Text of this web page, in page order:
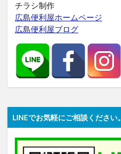
チラシ制作
広島便利屋ホームページ
広島便利屋ブログ
LINEでお気軽にご相談ください。